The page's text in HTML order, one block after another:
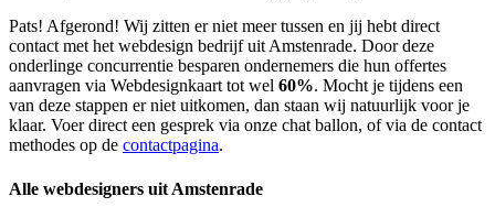
Pats! Afgerond! Wij zitten er niet meer tussen en jij hebt direct
contact met het webdesign bedrijf uit Amstenrade. Door deze
onderlinge concurrentie besparen ondernemers die hun offertes
aanvragen via Webdesignkaart tot wel 60%. Mocht je tijdens een
van deze stappen er niet uitkomen, dan staan wij natuurlijk voor je
klaar. Voer direct een gesprek via onze chat ballon, of via de contact
methodes op de contactpagina.
Alle webdesigners uit Amstenrade